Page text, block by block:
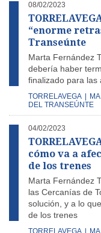
08/02/2023
“enorme
Transeúnte
Marta Fernández
debería haber
finalizado para las
TORRELAVEGA
DEL TRANSEÚNTE
04/02/2023
cómo va a
de los trenes
Marta Fernández
las Cercanías de
solución, y a lo
de los trenes
TORRELAVEGA